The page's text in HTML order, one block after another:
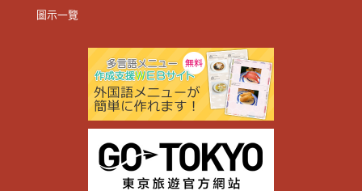
圖示一覽